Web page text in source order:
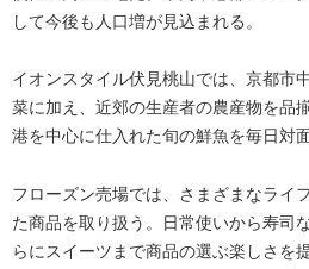
して今後も人口増が見込まれる。
イオンスタイル伏見桃山では、京都市
菜に加え、近郊の生産者の農産物を品
港を中心に仕入れた旬の鮮魚を毎日対
フローズン売場では、さまざまなライ
た商品を取り扱う。日常使いから寿司
らにスイーツまで商品の選ぶ楽しさを